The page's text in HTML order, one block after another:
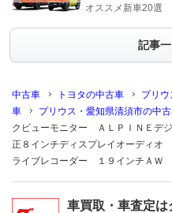
オススメ新車20選
記事
中古車 トヨタの中古車 プリ
車
プリウス・愛知県清須市の中
クビューモニター ＡＬＰＩＮＥ
正８インチディスプレイオーディ
ライブレコーダー １９インチＡＷ
車買取・車査定